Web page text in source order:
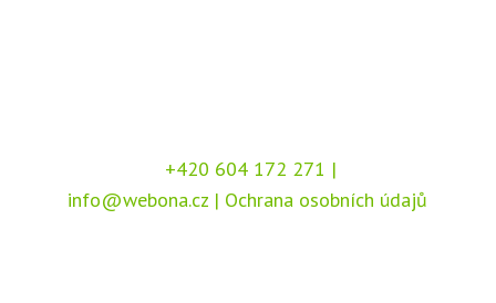
+420 604 172 271 |
info@webona.cz | Ochrana osobních údajů